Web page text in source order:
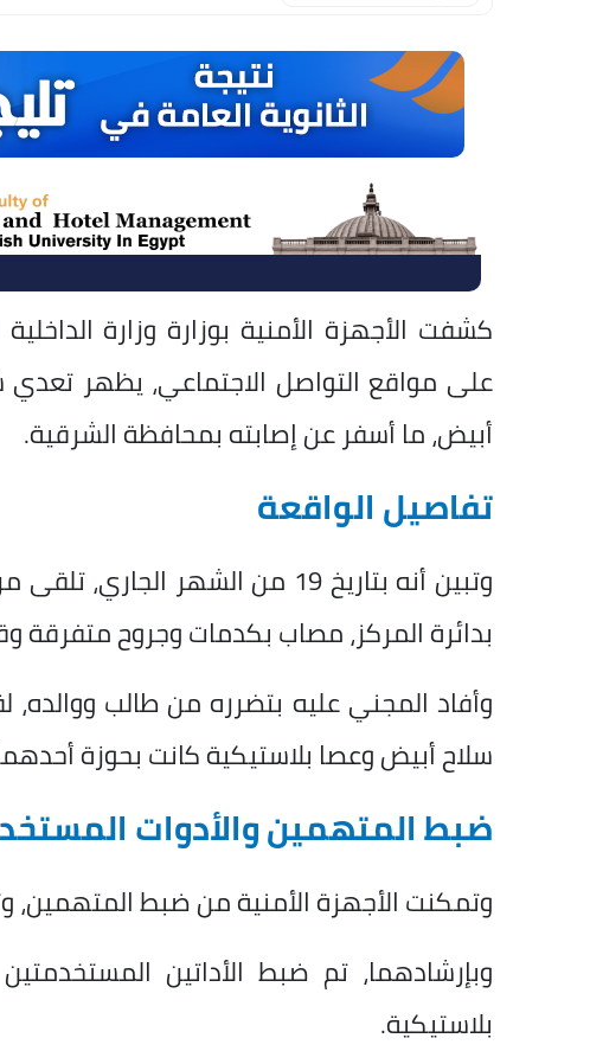
كشفت الأجهزة الأمنية بوزارة وزارة
على مواقع التواصل الاجتماعي، يظهر
أبيض، ما أسفر عن إصابته بمحافظة الشرقية.
تفاصيل الواقعة
وتبين أنه بتاريخ 19 من الشهر
بدائرة المركز، مصاب بكدمات وجروح متفرقة
وأفاد المجني عليه بتضرره من طالب ووالده،
سلاح أبيض وعصا بلاستيكية كانت بحوزة
ضبط المتهمين والأدوات
وتمكنت الأجهزة الأمنية من ضبط
وبإرشادهما، تم ضبط الأداتين
بلاستيكية.